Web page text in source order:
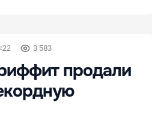
3 583
продали